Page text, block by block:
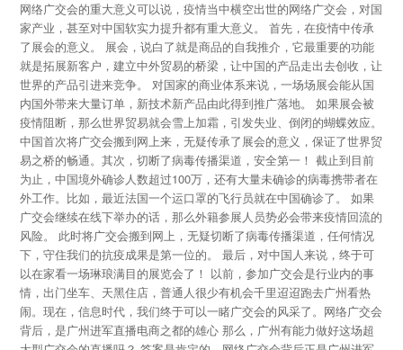
网络广交会的重大意义可以说，疫情当中横空出世的网络广交会，对国
家产业，甚至对中国软实力提升都有重大意义。 首先，在疫情中传承
了展会的意义。 展会，说白了就是商品的自我推介，它最重要的功能
就是拓展新客户，建立中外贸易的桥梁，让中国的产品走出去创收，让
世界的产品引进来竞争。 对国家的商业体系来说，一场场展会能从国
内国外带来大量订单，新技术新产品由此得到推广落地。 如果展会被
疫情阻断，那么世界贸易就会雪上加霜，引发失业、倒闭的蝴蝶效应。
中国首次将广交会搬到网上来，无疑传承了展会的意义，保证了世界贸
易之桥的畅通。其次，切断了病毒传播渠道，安全第一！ 截止到目前
为止，中国境外确诊人数超过100万，还有大量未确诊的病毒携带者在
外工作。比如，最近法国一个运口罩的飞行员就在中国确诊了。 如果
广交会继续在线下举办的话，那么外籍参展人员势必会带来疫情回流的
风险。 此时将广交会搬到网上，无疑切断了病毒传播渠道，任何情况
下，守住我们的抗疫成果是第一位的。 最后，对中国人来说，终于可
以在家看一场琳琅满目的展览会了！ 以前，参加广交会是行业内的事
情，出门坐车、天黑住店，普通人很少有机会千里迢迢跑去广州看热
闹。现在，信息时代，我们终于可以一睹广交会的风采了。网络广交会
背后，是广州进军直播电商之都的雄心 那么，广州有能力做好这场超